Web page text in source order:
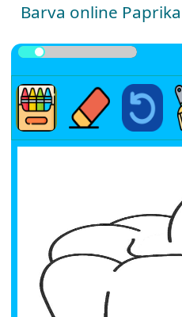
Barva online Paprika